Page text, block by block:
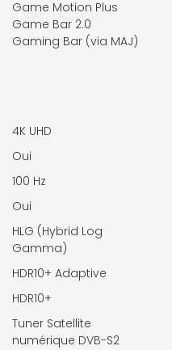
Game Motion Plus
Game Bar 2.0
Gaming Bar (via MAJ)
4K UHD
Oui
100 Hz
Oui
HLG (Hybrid Log
Gamma)
HDR10+ Adaptive
HDR10+
Tuner Satellite
numérique DVB-S2